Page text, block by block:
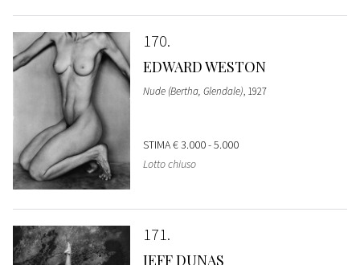
170
EDWARD WESTON
Nude (Bertha, Glendale), 1927
STIMA€ 3.000 - 5.000
Lotto chiuso
171
JEFF DUNAS